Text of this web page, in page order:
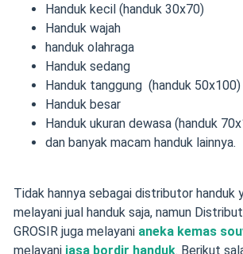
Handuk kecil (handuk 30x70)
Handuk wajah
handuk olahraga
Handuk sedang
Handuk tanggung (handuk 50x100)
Handuk besar
Handuk ukuran dewasa (handuk
dan banyak macam handuk lainnya.
Tidak hannya sebagai distributor handuk
melayani jual handuk saja, namun
GROSIR juga melayani aneka kemas
melayani jasa bordir handuk. Berikut